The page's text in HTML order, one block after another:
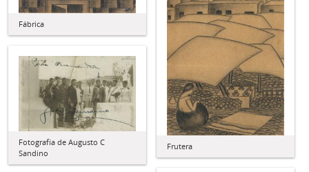
Fábrica
Frutera
Fotografía de Augusto C
Sandino